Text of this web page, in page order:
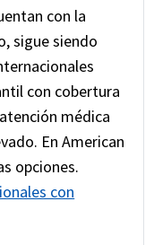
con la
sigue siendo
con cobertura
médica
En American
opciones.
con